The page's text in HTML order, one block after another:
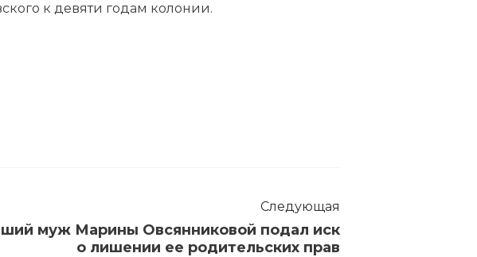
к девяти годам колонии.
Следующая
муж Марины Овсянниковой подал иск
о лишении ее родительских прав